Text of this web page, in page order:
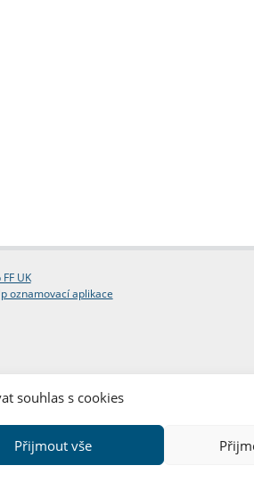
souhlas s cookies
Přijmout vše
UK
oznamovací aplikace